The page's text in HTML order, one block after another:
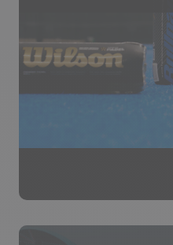
om de levensduur van
verlengen. In deze blog
uit wat het is, wat de
je het gebruikt.